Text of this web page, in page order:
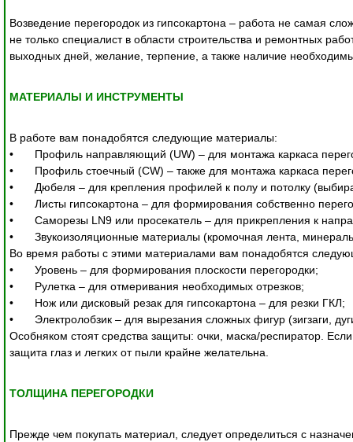
Возведение перегородок из гипсокартона – работа не самая
не только специалист в области строительства и ремонтных
выходных дней, желание, терпение, а также наличие
МАТЕРИАЛЫ И ИНСТРУМЕНТЫ
В работе вам понадобятся следующие материалы:
•	Профиль направляющий (UW) – для монтажа каркаса перегородки;
•	Профиль стоечный (CW) – также для монтажа каркаса перегородки;
•	Дюбеля – для крепления профилей к полу и потолку (выбираются в зависимости от материала данных поверхностей);
•	Листы гипсокартона – для формирования собственно перегородки (обшивка каркаса);
•	Саморезы LN9 или просекатель – для прикрепления к направляющим листов гипсокартона;
•	Звукоизоляционные материалы (кромочная лента, минеральная вата, пенопласт и прочие) - опционально.
Во время работы с этими материалами вам понадобятся
•	Уровень – для формирования плоскости перегородки;
•	Рулетка – для отмеривания необходимых отрезков;
•	Нож или дисковый резак для гипсокартона – для резки ГКЛ;
•	Электролобзик – для вырезания сложных фигур (зигзаги, дуги и пр.) – при необходимости.
Особняком стоят средства защиты: очки, маска/респиратор.
защита глаз и легких от пыли крайне желательна.
ТОЛЩИНА ПЕРЕГОРОДКИ
Прежде чем покупать материал, следует определиться с